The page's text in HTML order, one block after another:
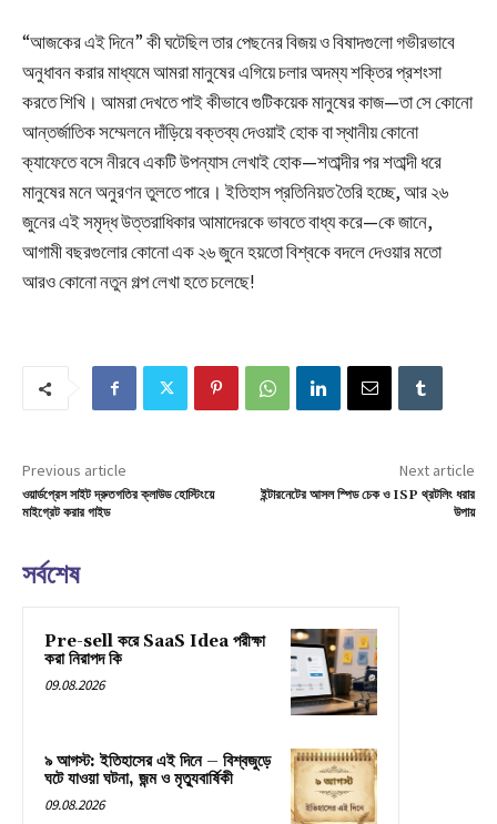
“আজকের এই দিনে” কী ঘটেছিল তার পেছনের বিজয় ও বিষাদগুলো গভীরভাবে
অনুধাবন করার মাধ্যমে আমরা মানুষের এগিয়ে চলার অদম্য শক্তির প্রশংসা
করতে শিখি। আমরা দেখতে পাই কীভাবে গুটিকয়েক মানুষের কাজ—তা সে কোনো
আন্তর্জাতিক সম্মেলনে দাঁড়িয়ে বক্তব্য দেওয়াই হোক বা স্থানীয় কোনো
ক্যাফেতে বসে নীরবে একটি উপন্যাস লেখাই হোক—শতাব্দীর পর শতাব্দী ধরে
মানুষের মনে অনুরণন তুলতে পারে। ইতিহাস প্রতিনিয়ত তৈরি হচ্ছে, আর ২৬
জুনের এই সমৃদ্ধ উত্তরাধিকার আমাদেরকে ভাবতে বাধ্য করে—কে জানে,
আগামী বছরগুলোর কোনো এক ২৬ জুনে হয়তো বিশ্বকে বদলে দেওয়ার মতো
আরও কোনো নতুন গল্প লেখা হতে চলেছে!
Previous article
ওয়ার্ডপ্রেস সাইট দ্রুতগতির ক্লাউড হোস্টিংয়ে
মাইগ্রেট করার গাইড
Next article
ইন্টারনেটের আসল স্পিড চেক ও ISP থ্রটলিং ধরার
উপায়
সর্বশেষ
Pre-sell করে SaaS Idea পরীক্ষা
করা নিরাপদ কি
09.08.2026
৯ আগস্ট: ইতিহাসের এই দিনে – বিশ্বজুড়ে
ঘটে যাওয়া ঘটনা, জন্ম ও মৃত্যুবার্ষিকী
09.08.2026